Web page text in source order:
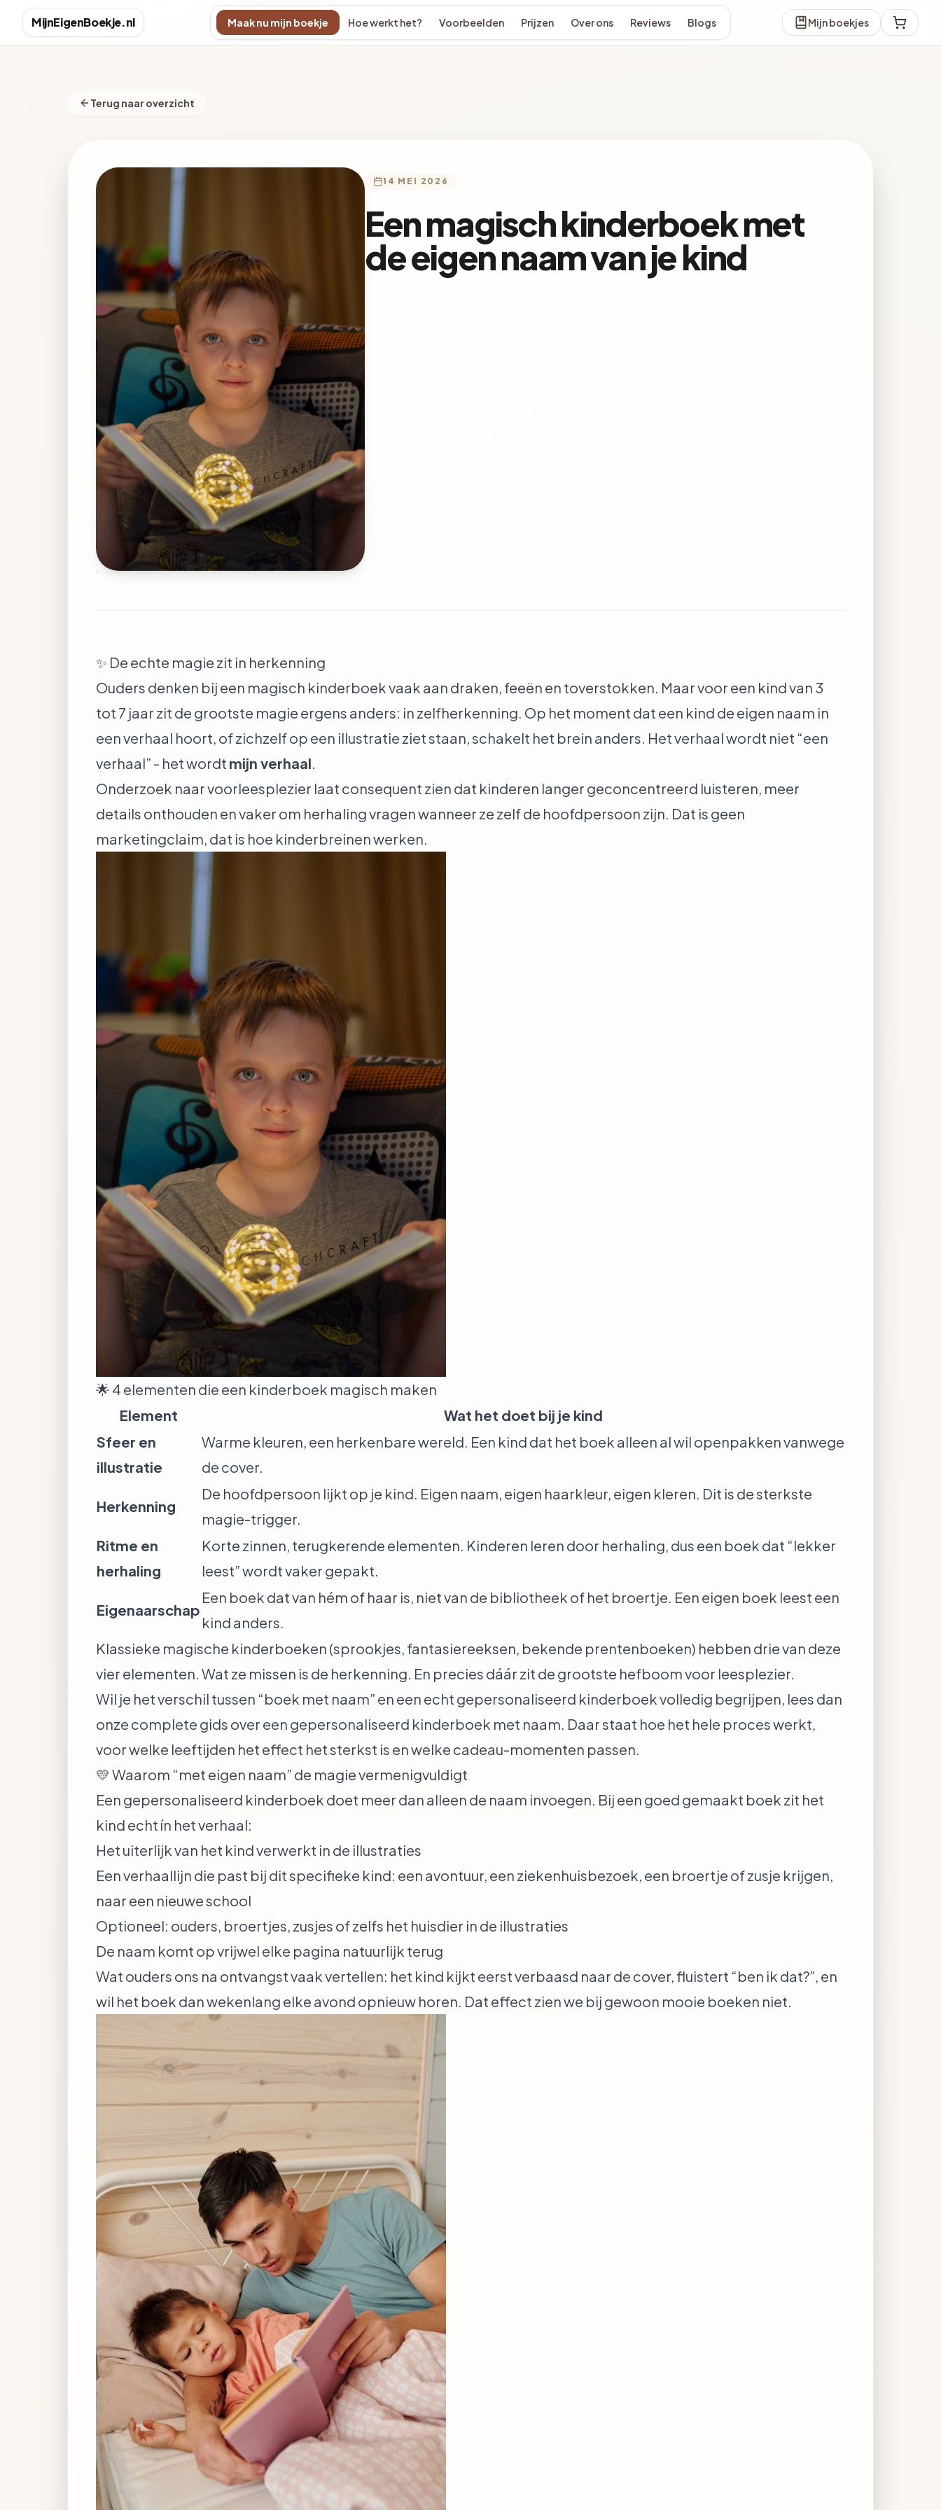
MijnEigenBoekje.nl Maak nu mijn boekje Hoe werkt het? Voorbeelden Prijzen Over ons Reviews Blogs Mijn boekjes
Terug naar overzicht
14 MEI 2026
Een magisch kinderboek met
de eigen naam van je kind
✨ De echte magie zit in herkenning
Ouders denken bij een magisch kinderboek vaak aan draken, feeën en toverstokken. Maar voor een kind van 3
tot 7 jaar zit de grootste magie ergens anders: in zelfherkenning. Op het moment dat een kind de eigen naam in
een verhaal hoort, of zichzelf op een illustratie ziet staan, schakelt het brein anders. Het verhaal wordt niet “een
verhaal” - het wordt mijn verhaal.
Onderzoek naar voorleesplezier laat consequent zien dat kinderen langer geconcentreerd luisteren, meer
details onthouden en vaker om herhaling vragen wanneer ze zelf de hoofdpersoon zijn. Dat is geen
marketingclaim, dat is hoe kinderbreinen werken.
🌟 4 elementen die een kinderboek magisch maken
Element
Wat het doet bij je kind
Sfeer en
illustratie
Warme kleuren, een herkenbare wereld. Een kind dat het boek alleen al wil openpakken vanwege
de cover.
Herkenning
De hoofdpersoon lijkt op je kind. Eigen naam, eigen haarkleur, eigen kleren. Dit is de sterkste
magie-trigger.
Ritme en
herhaling
Korte zinnen, terugkerende elementen. Kinderen leren door herhaling, dus een boek dat “lekker
leest” wordt vaker gepakt.
Eigenaarschap
Een boek dat van hém of haar is, niet van de bibliotheek of het broertje. Een eigen boek leest een
kind anders.
Klassieke magische kinderboeken (sprookjes, fantasiereeksen, bekende prentenboeken) hebben drie van deze
vier elementen. Wat ze missen is de herkenning. En precies dáár zit de grootste hefboom voor leesplezier.
Wil je het verschil tussen “boek met naam” en een echt gepersonaliseerd kinderboek volledig begrijpen, lees dan
onze complete gids over een gepersonaliseerd kinderboek met naam. Daar staat hoe het hele proces werkt,
voor welke leeftijden het effect het sterkst is en welke cadeau-momenten passen.
💛 Waarom “met eigen naam” de magie vermenigvuldigt
Een gepersonaliseerd kinderboek doet meer dan alleen de naam invoegen. Bij een goed gemaakt boek zit het
kind echt ín het verhaal:
Het uiterlijk van het kind verwerkt in de illustraties
Een verhaallijn die past bij dit specifieke kind: een avontuur, een ziekenhuisbezoek, een broertje of zusje krijgen,
naar een nieuwe school
Optioneel: ouders, broertjes, zusjes of zelfs het huisdier in de illustraties
De naam komt op vrijwel elke pagina natuurlijk terug
Wat ouders ons na ontvangst vaak vertellen: het kind kijkt eerst verbaasd naar de cover, fluistert “ben ik dat?”, en
wil het boek dan wekenlang elke avond opnieuw horen. Dat effect zien we bij gewoon mooie boeken niet.